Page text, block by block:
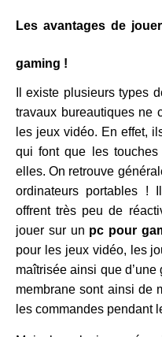
Les avantages de
gaming !
Il existe plusieurs types
travaux bureautiques ne
les jeux vidéo. En effet,
qui font que les
elles. On retrouve
ordinateurs portables !
offrent très peu de
jouer sur un pc pour
pour les jeux vidéo, les
maîtrisée ainsi que
membrane sont ainsi de
les commandes pendant